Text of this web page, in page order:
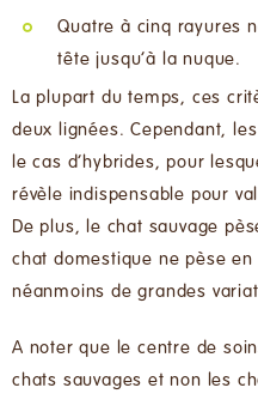
Quatre à cinq rayures
tête jusqu’à la nuque.
La plupart du temps, ces
deux lignées. Cependant,
le cas d’hybrides, pour
révèle indispensable pour
De plus, le chat sauvage
chat domestique ne pèse
néanmoins de grandes
A noter que le centre de
chats sauvages et non les